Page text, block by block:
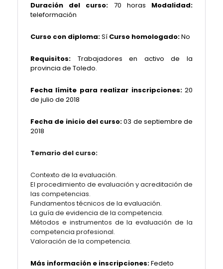
Duración del curso: 70 horas Modalidad:
teleformación
Curso con diploma:Sí Curso homologado:No
Requisitos: Trabajadores en activo de la
provincia de Toledo.
Fecha límite para realizar inscripciones:20
de julio de 2018
Fecha de inicio del curso:03 de septiembre de
2018
Temario del curso:
Contexto de la evaluación.
El procedimiento de evaluación y acreditación de
las competencias.
Fundamentos técnicos de la evaluación.
La guía de evidencia de la competencia.
Métodos e instrumentos de la evaluación de la
competencia profesional.
Valoración de la competencia.
Más información e inscripciones:Fedeto